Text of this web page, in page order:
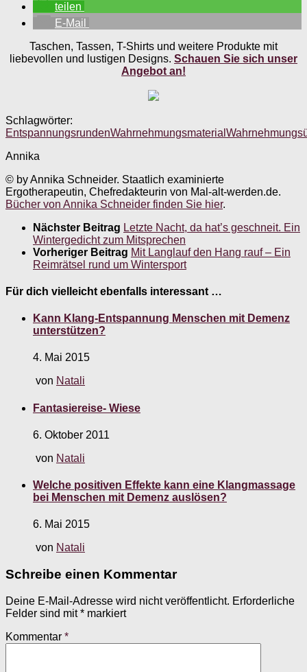
teilen
E-Mail
Taschen, Tassen, T-Shirts und weitere Produkte mit
liebevollen und lustigen Designs. Schauen Sie sich unser
Angebot an!
Schlagwörter:
EntspannungsrundenWahrnehmungsmaterial
Annika
© by Annika Schneider. Staatlich examinierte
Ergotherapeutin, Chefredakteurin von Mal-alt-werden.de.
Bücher von Annika Schneider finden Sie hier.
Nächster Beitrag Letzte Nacht, da hat’s geschneit. Ein
Wintergedicht zum Mitsprechen
Vorheriger Beitrag Mit Langlauf den Hang rauf – Ein
Reimrätsel rund um Wintersport
Für dich vielleicht ebenfalls interessant …
Kann Klang-Entspannung Menschen mit Demenz
unterstützen?
4. Mai 2015
von Natali
Fantasiereise- Wiese
6. Oktober 2011
von Natali
Welche positiven Effekte kann eine Klangmassage
bei Menschen mit Demenz auslösen?
6. Mai 2015
von Natali
Schreibe einen Kommentar
Deine E-Mail-Adresse wird nicht veröffentlicht. Erforderliche
Felder sind mit* markiert
Kommentar *